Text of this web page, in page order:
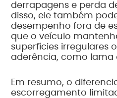
derrapagens e perda
disso, ele também
desempenho fora de
que o veículo
superfícies irregulares
aderência, como lama
Em resumo, o
escorregamento